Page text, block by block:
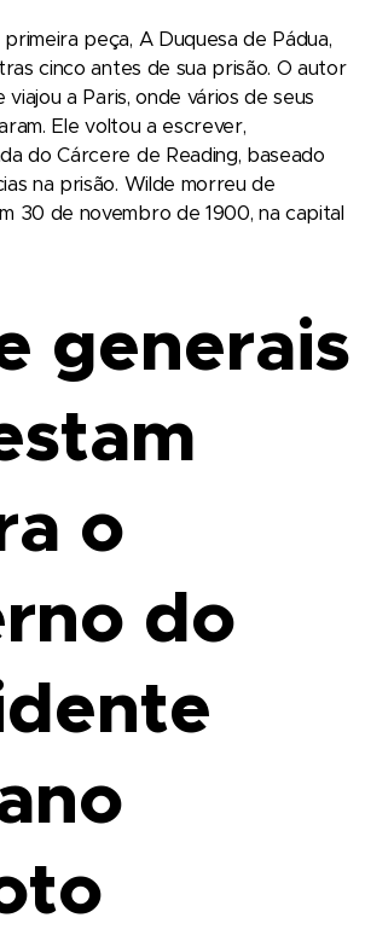
peça, A Duquesa de Pádua,
cinco antes de sua prisão. O autor
viajou a Paris, onde vários de seus
Ele voltou a escrever,
do Cárcere de Reading, baseado
na prisão. Wilde morreu de
30 de novembro de 1900, na capital
generais
o
do